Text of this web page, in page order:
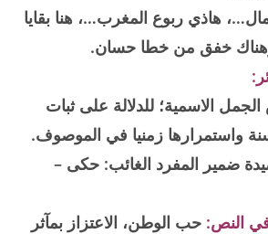
هاذي ربوع المغرب…، هنا بقايا
خفق من خطا حسان.
الاسمية؛ للدلالة على ثبات
واستمرارها زمنيا في الموصوف.
ضمير المفرد الغائب: حكى –
حب الوطن، الاعتزاز بمآثر